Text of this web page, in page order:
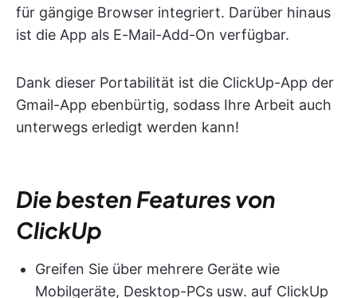
für gängige Browser integriert. Darüber hinaus
ist die App als E-Mail-Add-On verfügbar.
Dank dieser Portabilität ist die ClickUp-App der
Gmail-App ebenbürtig, sodass Ihre Arbeit auch
unterwegs erledigt werden kann!
Die besten Features von
ClickUp
Greifen Sie über mehrere Geräte wie
Mobilgeräte, Desktop-PCs usw. auf ClickUp